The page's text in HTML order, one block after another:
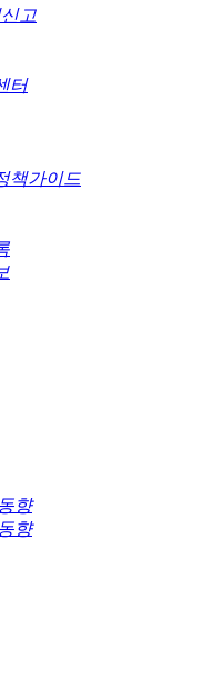
고
터
책가이드
향
향